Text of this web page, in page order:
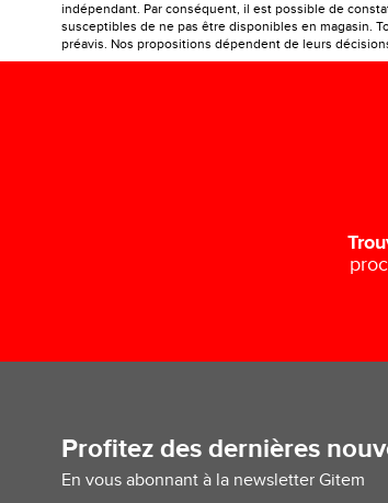
indépendant. Par conséquent, il est possible de
susceptibles de ne pas être disponibles en magasin.
préavis. Nos propositions dépendent de leurs
Profitez des dernières
En vous abonnant à la newsletter Gitem